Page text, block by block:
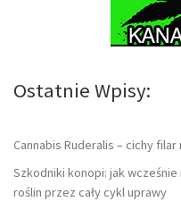
Ostatnie Wpisy:
Cannabis Ruderalis – cichy
Szkodniki konopi: jak
roślin przez cały cykl uprawy